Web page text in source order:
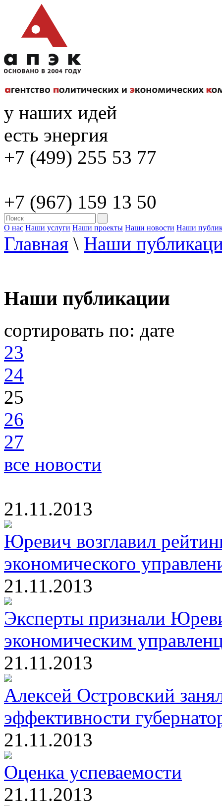
у наших идей
есть энергия
+7 (499) 255 53 77
+7 (967) 159 13 50
О нас Наши услуги Наши проекты Наши новости Наши
Главная \ Наши
Наши публикации
сортировать по: дате
23
24
25
26
27
все новости
21.11.2013
Юревич возглавил
экономического
21.11.2013
Эксперты признали
экономическим
21.11.2013
Алексей Островский
эффективности
21.11.2013
Оценка успеваемости
21.11.2013